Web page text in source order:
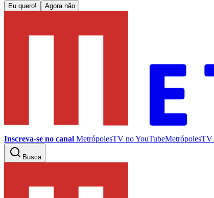
Eu quero! Agora não
Inscreva-se no canal MetrópolesTV noYouTubeMetrópolesTV
Busca